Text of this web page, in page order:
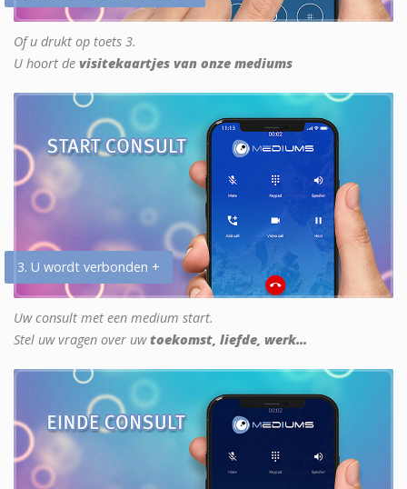
Of u drukt op toets 3.
U hoort de visitekaartjes van onze mediums
3. U wordt verbonden +
Uw consult met een medium start.
Stel uw vragen over uwtoekomst, liefde, werk...